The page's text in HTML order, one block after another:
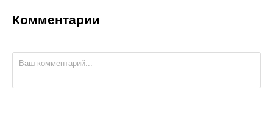
Комментарии